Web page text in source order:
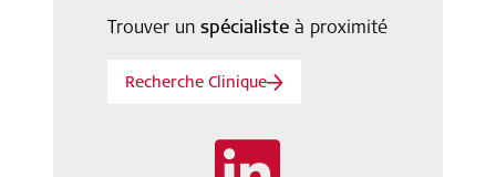
Trouver unspécialiste à proximité
Recherche Clinique